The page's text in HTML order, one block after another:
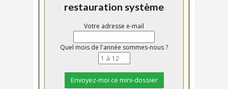
restauration système
Votre adresse e-mail
Quel mois de l'année sommes-nous ?